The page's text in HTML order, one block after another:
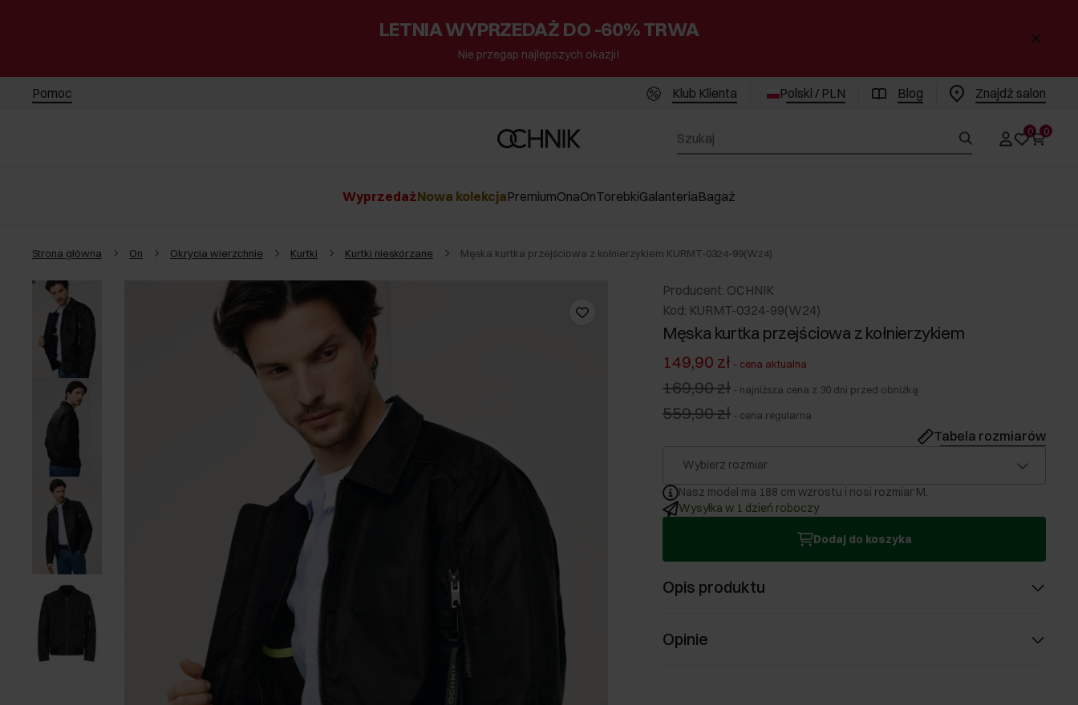
LETNIA WYPRZEDAŻ DO -60% TRWA
Nie przegap najlepszych okazji!
Pomoc Klub Klienta Polski / PLN Blog Znajdż salon
0 0
WyprzedażNowa kolekcjaPremiumOnaOnTorebkiGalanteriaBagaż
Strona główna On Okrycia wierzchnie Kurtki Kurtki nieskórzane Męska kurtka przejściowa z kołnierzykiem KURMT-0324-99(W24)
Producent: OCHNIK
Kod: KURMT-0324-99(W24)
Męska kurtka przejściowa z kołnierzykiem
149,90 zł - cena aktualna
169,90 zł - najniższa cena z 30 dni przed obniżką
559,90 zł - cena regularna
Tabela rozmiarów
Wybierz rozmiar
Nasz model ma 188 cm wzrostu i nosi rozmiar M.
Wysyłka w 1 dzień roboczy
Dodaj do koszyka
Opis produktu
Opinie